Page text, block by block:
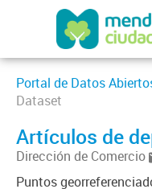
Portal de Datos
Dataset
Artículos de
Dirección de Comercio
Puntos